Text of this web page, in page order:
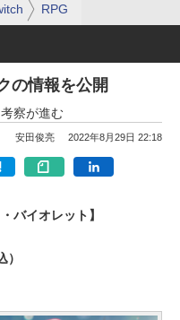
RPG
の情報を公開
察が進む
安田俊亮 2022年8月29日 22:18
バイオレット】